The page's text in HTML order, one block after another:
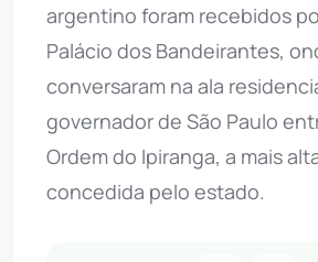
argentino foram recebidos
Palácio dos Bandeirantes,
conversaram na ala
governador de São Paulo
Ordem do Ipiranga, a mais
concedida pelo estado.